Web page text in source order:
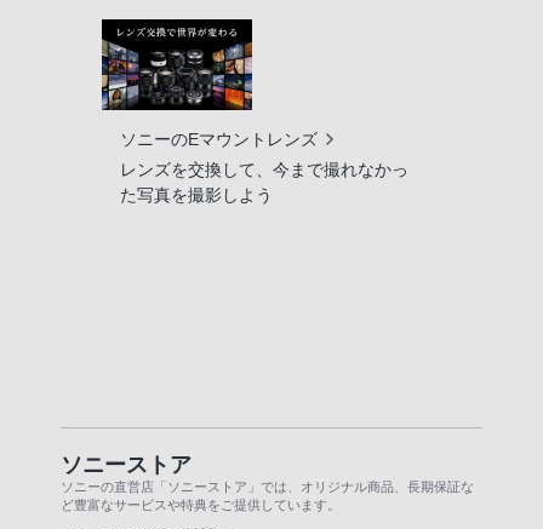
ソニーのEマウントレンズ
レンズを交換して、今まで撮れなかっ
た写真を撮影しよう
ソニーストア
ソニーの直営店「ソニーストア」では、オリジナル商品、長期保証な
ど豊富なサービスや特典をご提供しています。